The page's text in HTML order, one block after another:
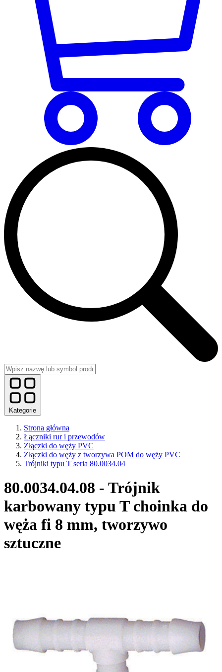
Kategorie
Strona główna
Łączniki rur i przewodów
Złączki do węży PVC
Złączki do węży z tworzywa POM do węży PVC
Trójniki typu T seria 80.0034.04
80.0034.04.08 - Trójnik
karbowany typu T choinka do
węża fi 8 mm, tworzywo
sztuczne